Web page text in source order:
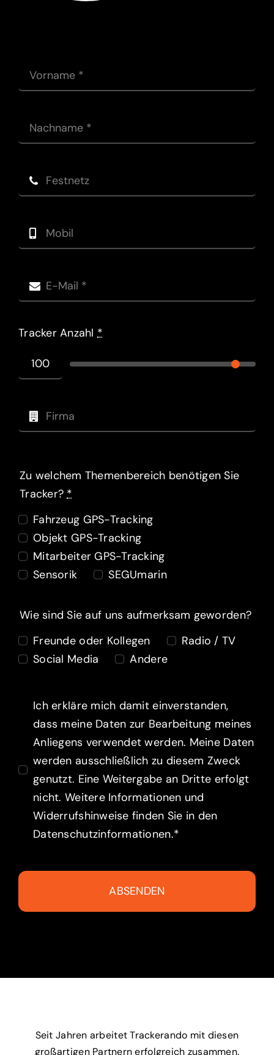
Tracker Anzahl *
Zu welchem Themenbereich benötigen Sie
Tracker?*
Fahrzeug GPS-Tracking
Objekt GPS-Tracking
Mitarbeiter GPS-Tracking
Sensorik
SEGUmarin
Wie sind Sie auf uns aufmerksam geworden?
Freunde oder Kollegen
Radio / TV
Social Media
Andere
Ich erkläre mich damit einverstanden,
dass meine Daten zur Bearbeitung meines
Anliegens verwendet werden. Meine Daten
werden ausschließlich zu diesem Zweck
genutzt. Eine Weitergabe an Dritte erfolgt
nicht. Weitere Informationen und
Widerrufshinweise finden Sie in den
Datenschutzinformationen.*
ABSENDEN
Seit Jahren arbeitet Trackerando mit diesen
großartigen Partnern erfolgreich zusammen.